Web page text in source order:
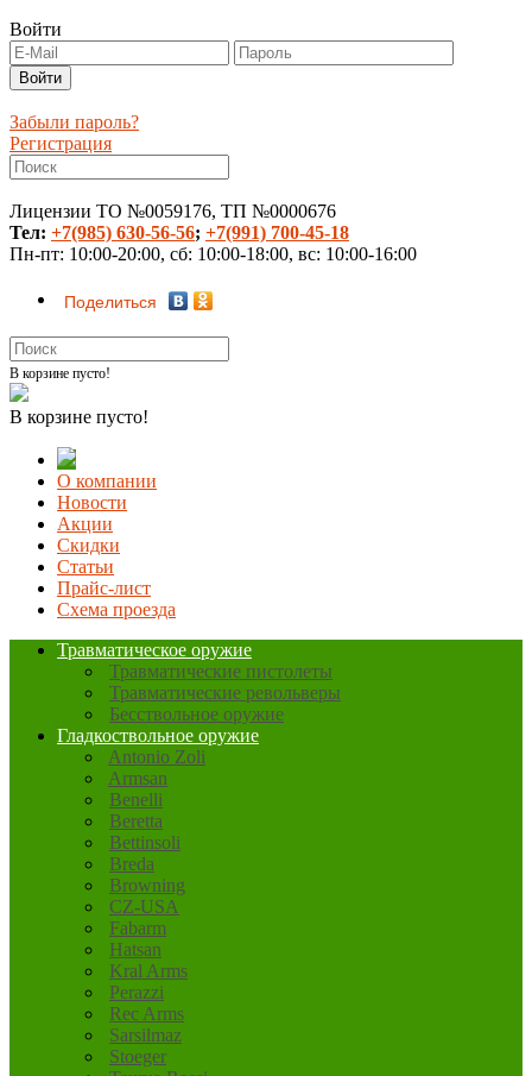
Войти
Забыли пароль?
Регистрация
Лицензии ТО №0059176, ТП №0000676
Тел: +7(985) 630-56-56; +7(991) 700-45-18
Пн-пт: 10:00-20:00, сб: 10:00-18:00, вс: 10:00-16:00
Поделиться
В корзине пусто!
В корзине пусто!
О компании
Новости
Акции
Скидки
Статьи
Прайс-лист
Схема проезда
Травматическое оружие
Травматические пистолеты
Травматические револьверы
Бесствольное оружие
Гладкоствольное оружие
Antonio Zoli
Armsan
Benelli
Beretta
Bettinsoli
Breda
Browning
CZ-USA
Fabarm
Hatsan
Kral Arms
Perazzi
Rec Arms
Sarsilmaz
Stoeger